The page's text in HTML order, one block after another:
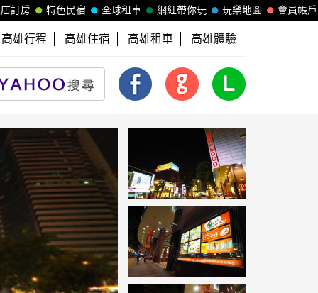
會員帳戶
玩樂地圖
網紅帶你玩
全球租車
特色民宿
訂房
高雄行程 高雄住宿 高雄租車 高雄體驗